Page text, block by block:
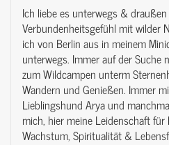
Ich liebe es unterwegs &
Verbundenheitsgefühl mit wilder
ich von Berlin aus in meinem
unterwegs. Immer auf der Suche
zum Wildcampen unterm
Wandern und Genießen. Immer
Lieblingshund Arya und
mich, hier meine Leidenschaft
Wachstum, Spiritualität &